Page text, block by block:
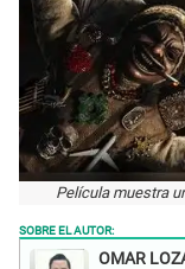
Película muestra
SOBRE EL AUTOR:
OMAR